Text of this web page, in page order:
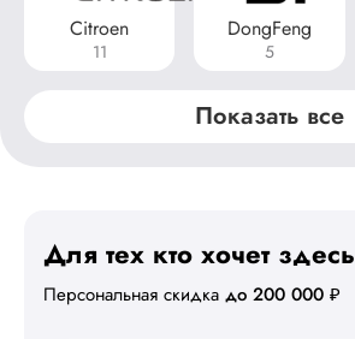
Citroen
11
DongFeng
5
Показать все
Для тех кто хочет здесь
Персональная скидка до 200 000 ₽